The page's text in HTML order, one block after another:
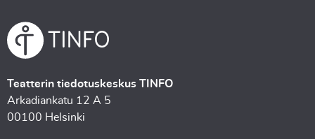
Teatterin tiedotuskeskus TINFO
Arkadiankatu 12 A 5
00100 Helsinki